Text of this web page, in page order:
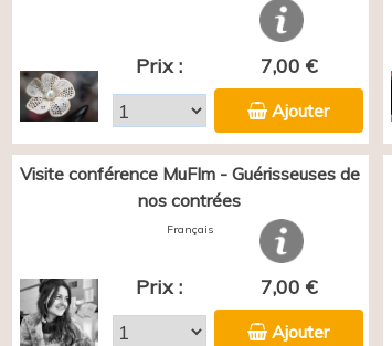
Prix : 7,00 €
Ajouter
Visite conférence MuFIm - Guérisseuses de
nos contrées
Français
Prix : 7,00 €
Ajouter